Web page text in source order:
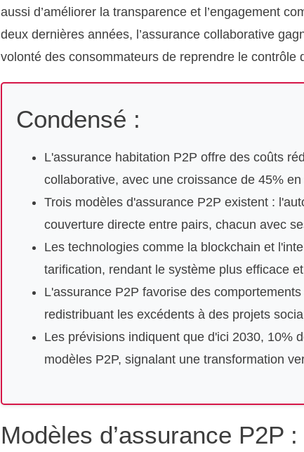
aussi d’améliorer la transparence et l’engagement
deux dernières années, l’assurance collaborative
volonté des consommateurs de reprendre le contrôle
Condensé :
L'assurance habitation P2P offre des coûts
collaborative, avec une croissance de 45%
Trois modèles d'assurance P2P existent :
couverture directe entre pairs, chacun avec
Les technologies comme la blockchain et
tarification, rendant le système plus efficace
L'assurance P2P favorise des
redistribuant les excédents à des projets
Les prévisions indiquent que d'ici 2030, 10%
modèles P2P, signalant une transformation
Modèles d’assurance P2P